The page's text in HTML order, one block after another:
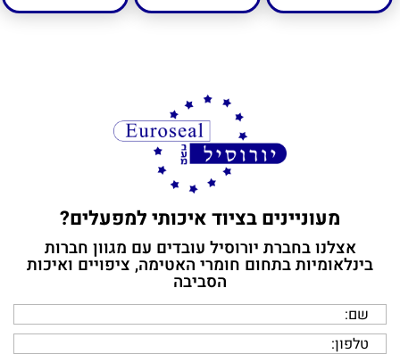
מעוניינים בציוד איכותי למפעלים?
אצלנו בחברת יורוסיל עובדים עם מגוון חברות
בינלאומיות בתחום חומרי האטימה, ציפויים ואיכות
הסביבה